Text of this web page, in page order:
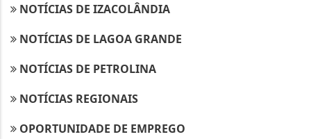
NOTÍCIAS DE IZACOLÂNDIA
NOTÍCIAS DE LAGOA GRANDE
NOTÍCIAS DE PETROLINA
NOTÍCIAS REGIONAIS
OPORTUNIDADE DE EMPREGO